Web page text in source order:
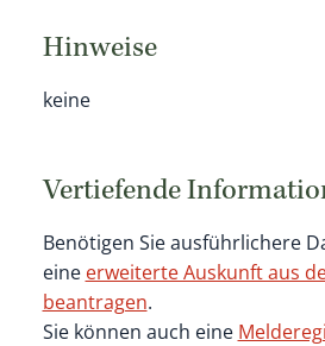
Hinweise
keine
Vertiefende
Benötigen Sie ausführlichere
eine erweiterte Auskunft aus
beantragen.
Sie können auch eine